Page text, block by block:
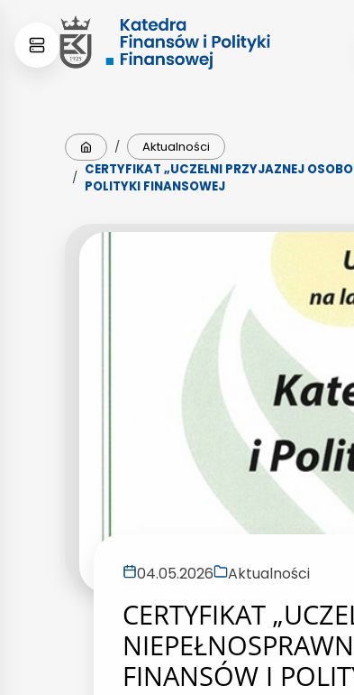
content
menu
Strona główna
/
Aktualności
/ CERTYFIKAT „UCZELNI PRZYJAZNEJ
POLITYKI FINANSOWEJ
CERTYFIKAT
FINANSÓW I
04.05.2026 Aktualności